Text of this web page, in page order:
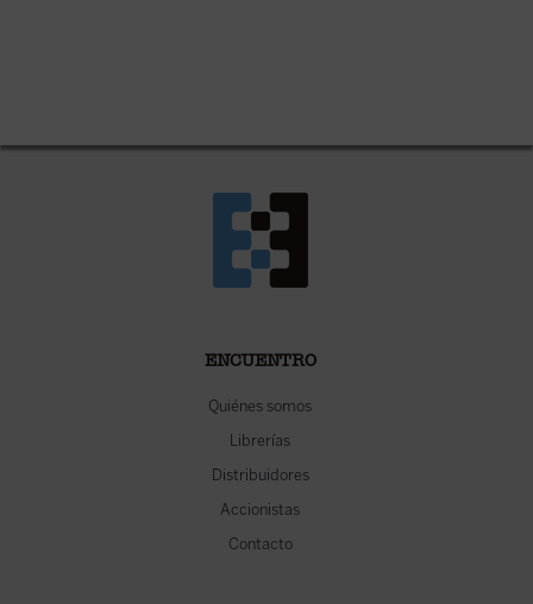
ENCUENTRO
Quiénes somos
Librerías
Distribuidores
Accionistas
Contacto